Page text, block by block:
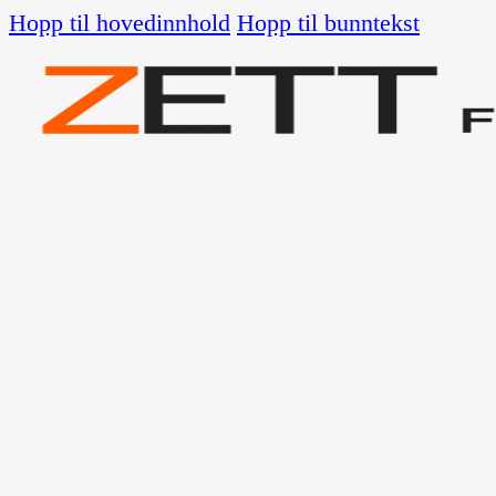
Hopp til hovedinnhold Hopp til bunntekst